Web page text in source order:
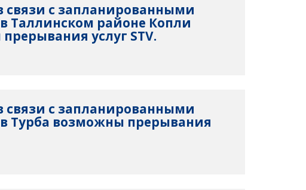
связи с запланированными
Таллинском районе Копли
услуг STV.
связи с запланированными
Турба возможны прерывания